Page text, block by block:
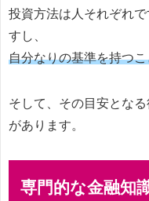
投資方法は人それぞれ
すし、
自分なりの基準を持つこ
そして、その目安とな
があります。
専門的な金融知